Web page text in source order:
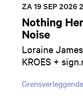
Nothing
Noise
Loraine
KROES +
ZA 19 SEP 2026